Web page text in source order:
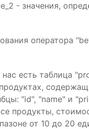
- значения,
оператора
есть таблица
"id", "name" и
продукты,
от 10 до 20